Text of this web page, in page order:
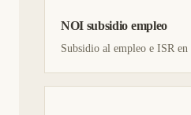
NOI subsidio empleo
Subsidio al empleo e ISR